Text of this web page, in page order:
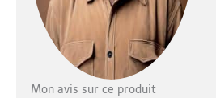
Mon avis sur ce produit